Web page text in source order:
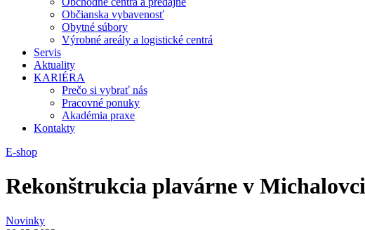
Občianska vybavenosť
Obytné súbory
Výrobné areály a logistické centrá
Servis
Aktuality
KARIÉRA
Prečo si vybrať nás
Pracovné ponuky
Akadémia praxe
Kontakty
E-shop
Rekonštrukcia plavárne v
Novinky